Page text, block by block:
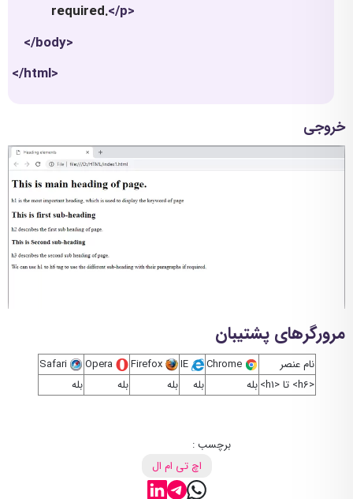
required.</p>
</body>
</html>
خروجی
مرورگرهای پشتیبان
نام عنصر Chrome
IE
Firefox
Opera
Safari
<h6> تا <h1>
بله بله بله بله بله
برچسب :
اچ تی ام ال